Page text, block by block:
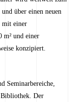
über einen neuen
mit einer
m² und einer
konzipiert.
Seminarbereiche,
Bibliothek. Der